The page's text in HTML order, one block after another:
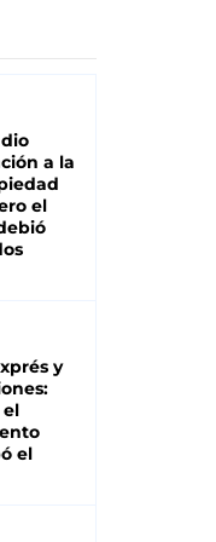
a la
el
y
el
el